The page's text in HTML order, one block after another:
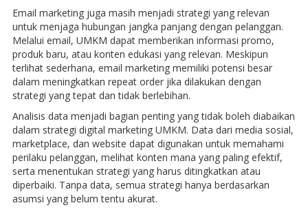
Email marketing juga masih menjadi strategi yang relevan
untuk menjaga hubungan jangka panjang dengan pelanggan.
Melalui email, UMKM dapat memberikan informasi promo,
produk baru, atau konten edukasi yang relevan. Meskipun
terlihat sederhana, email marketing memiliki potensi besar
dalam meningkatkan repeat order jika dilakukan dengan
strategi yang tepat dan tidak berlebihan.
Analisis data menjadi bagian penting yang tidak boleh diabaikan
dalam strategi digital marketing UMKM. Data dari media sosial,
marketplace, dan website dapat digunakan untuk memahami
perilaku pelanggan, melihat konten mana yang paling efektif,
serta menentukan strategi yang harus ditingkatkan atau
diperbaiki. Tanpa data, semua strategi hanya berdasarkan
asumsi yang belum tentu akurat.